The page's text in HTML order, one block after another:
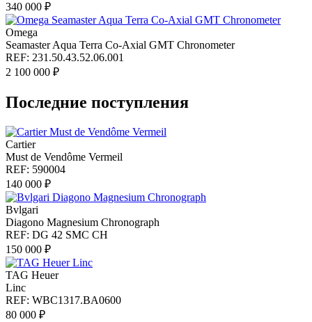
340 000 ₽
Omega
Seamaster Aqua Terra Co-Axial GMT Chronometer
REF: 231.50.43.52.06.001
2 100 000 ₽
Последние поступления
Cartier
Must de Vendôme Vermeil
REF: 590004
140 000 ₽
Bvlgari
Diagono Magnesium Chronograph
REF: DG 42 SMC CH
150 000 ₽
TAG Heuer
Linc
REF: WBC1317.BA0600
80 000 ₽